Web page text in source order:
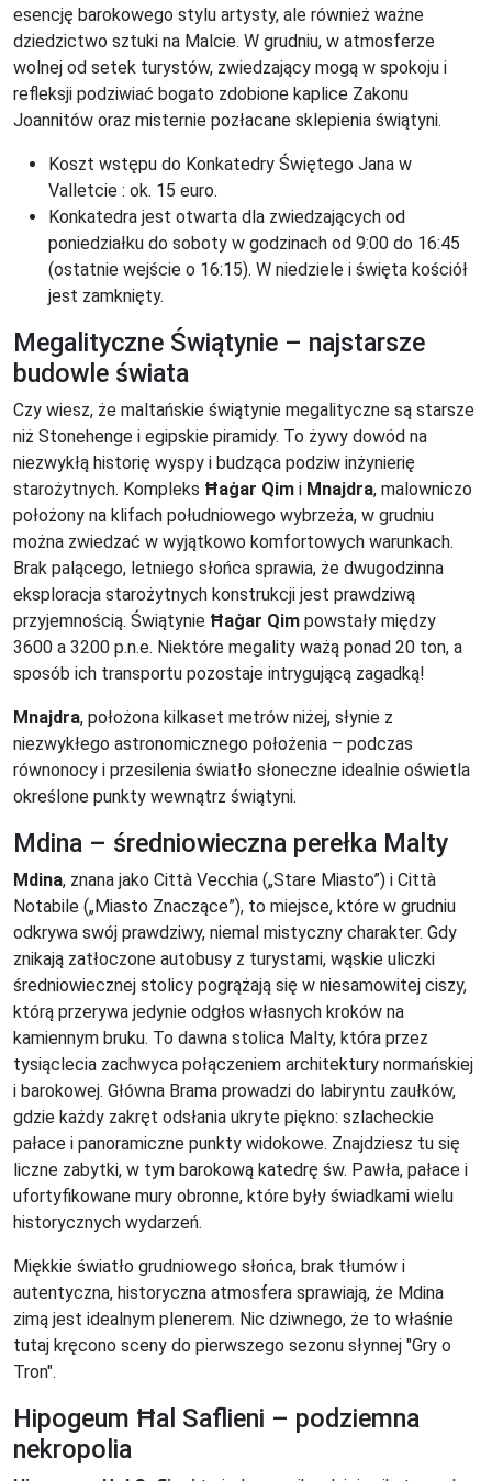
esencję barokowego stylu artysty, ale również ważne
dziedzictwo sztuki na Malcie. W grudniu, w atmosferze
wolnej od setek turystów, zwiedzający mogą w spokoju i
refleksji podziwiać bogato zdobione kaplice Zakonu
Joannitów oraz misternie pozłacane sklepienia świątyni.
Koszt wstępu do Konkatedry Świętego Jana w
Valletcie : ok. 15 euro.
Konkatedra jest otwarta dla zwiedzających od
poniedziałku do soboty w godzinach od 9:00 do 16:45
(ostatnie wejście o 16:15). W niedziele i święta kościół
jest zamknięty.
Megalityczne Świątynie – najstarsze
budowle świata
Czy wiesz, że maltańskie świątynie megalityczne są starsze
niż Stonehenge i egipskie piramidy. To żywy dowód na
niezwykłą historię wyspy i budząca podziw inżynierię
starożytnych. Kompleks Ħaġar Qim i Mnajdra, malowniczo
położony na klifach południowego wybrzeża, w grudniu
można zwiedzać w wyjątkowo komfortowych warunkach.
Brak palącego, letniego słońca sprawia, że dwugodzinna
eksploracja starożytnych konstrukcji jest prawdziwą
przyjemnością. Świątynie Ħaġar Qim powstały między
3600 a 3200 p.n.e. Niektóre megality ważą ponad 20 ton, a
sposób ich transportu pozostaje intrygującą zagadką!
Mnajdra, położona kilkaset metrów niżej, słynie z
niezwykłego astronomicznego położenia – podczas
równonocy i przesilenia światło słoneczne idealnie oświetla
określone punkty wewnątrz świątyni.
Mdina – średniowieczna perełka Malty
Mdina, znana jako Città Vecchia („Stare Miasto”) i Città
Notabile („Miasto Znaczące”), to miejsce, które w grudniu
odkrywa swój prawdziwy, niemal mistyczny charakter. Gdy
znikają zatłoczone autobusy z turystami, wąskie uliczki
średniowiecznej stolicy pogrążają się w niesamowitej ciszy,
którą przerywa jedynie odgłos własnych kroków na
kamiennym bruku. To dawna stolica Malty, która przez
tysiąclecia zachwyca połączeniem architektury normańskiej
i barokowej. Główna Brama prowadzi do labiryntu zaułków,
gdzie każdy zakręt odsłania ukryte piękno: szlacheckie
pałace i panoramiczne punkty widokowe. Znajdziesz tu się
liczne zabytki, w tym barokową katedrę św. Pawła, pałace i
ufortyfikowane mury obronne, które były świadkami wielu
historycznych wydarzeń.
Miękkie światło grudniowego słońca, brak tłumów i
autentyczna, historyczna atmosfera sprawiają, że Mdina
zimą jest idealnym plenerem. Nic dziwnego, że to właśnie
tutaj kręcono sceny do pierwszego sezonu słynnej "Gry o
Tron".
Hipogeum Ħal Saflieni – podziemna
nekropolia